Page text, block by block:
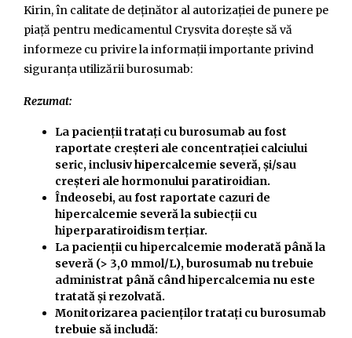
Kirin, în calitate de deținător al autorizației de punere pe
piață pentru medicamentul Crysvita dorește să vă
informeze cu privire la informații importante privind
siguranța utilizării burosumab:
Rezumat:
La pacienții tratați cu burosumab au fost
raportate creșteri ale concentrației calciului
seric, inclusiv hipercalcemie severă, și/sau
creșteri ale hormonului paratiroidian.
Îndeosebi, au fost raportate cazuri de
hipercalcemie severă la subiecții cu
hiperparatiroidism terțiar.
La pacienții cu hipercalcemie moderată până la
severă (> 3,0 mmol/L), burosumab nu trebuie
administrat până când hipercalcemia nu este
tratată și rezolvată.
Monitorizarea pacienților tratați cu burosumab
trebuie să includă: